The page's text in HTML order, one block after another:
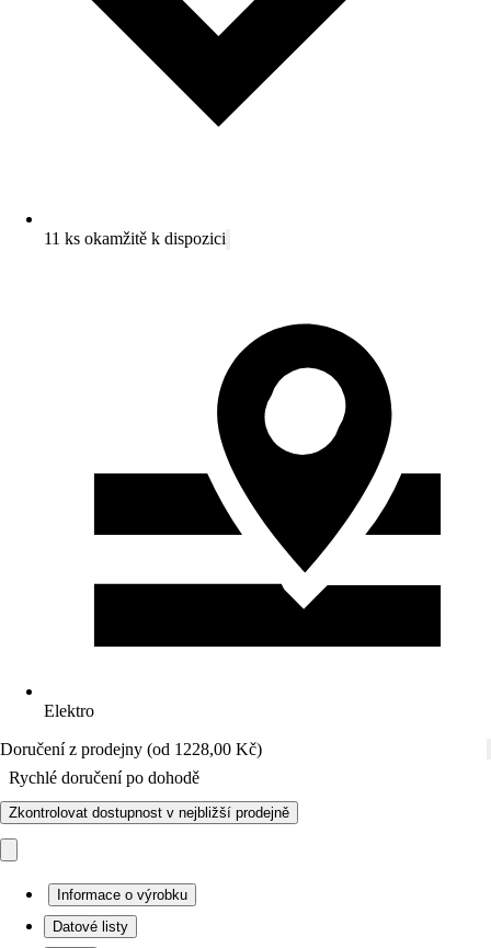
11 ks okamžitě k dispozici
Elektro
Doručení z prodejny (od 1228,00 Kč)
Rychlé doručení po dohodě
Zkontrolovat dostupnost v nejbližší prodejně
Informace o výrobku
Datové listy